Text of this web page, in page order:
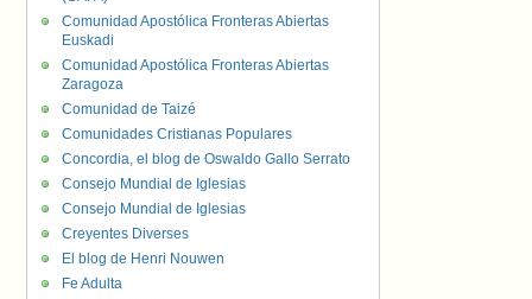
Comunidad Apostólica Fronteras Abiertas
Euskadi
Comunidad Apostólica Fronteras Abiertas
Zaragoza
Comunidad de Taizé
Comunidades Cristianas Populares
Concordia, el blog de Oswaldo Gallo Serrato
Consejo Mundial de Iglesias
Consejo Mundial de Iglesias
Creyentes Diverses
El blog de Henri Nouwen
Fe Adulta